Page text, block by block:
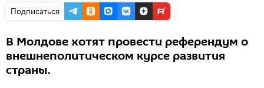
Подписаться
В Молдове хотят провести референдум о
внешнеполитическом курсе развития
страны.